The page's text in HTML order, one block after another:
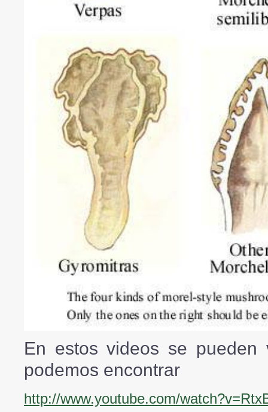
En estos videos se
podemos encontrar
http://www.youtube.com/